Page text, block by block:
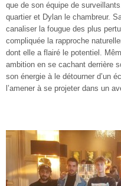
que de son équipe de
quartier et Dylan le chambreur.
canaliser la fougue des plus
compliquée la rapproche
dont elle a flairé le potentiel.
ambition en se cachant derrière
son énergie à le détourner d’un
l’amener à se projeter dans un